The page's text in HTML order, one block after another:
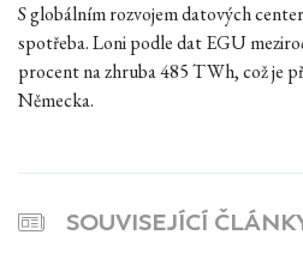
S globálním rozvojem datových
spotřeba. Loni podle dat EGU
procent na zhruba 485 TWh, což je
Německa.
SOUVISEJÍCÍ